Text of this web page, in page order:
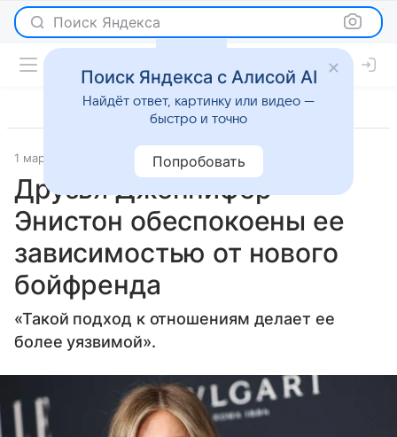
Поиск Яндекса
1 марта 2026 Журнал OK! Светская жизнь
Друзья Дженнифер
Энистон обеспокоены ее
зависимостью от нового
бойфренда
«Такой подход к отношениям делает ее
более уязвимой».
Поиск Яндекса с Алисой AI
Найдёт ответ, картинку или видео —
быстро и точно
Попробовать